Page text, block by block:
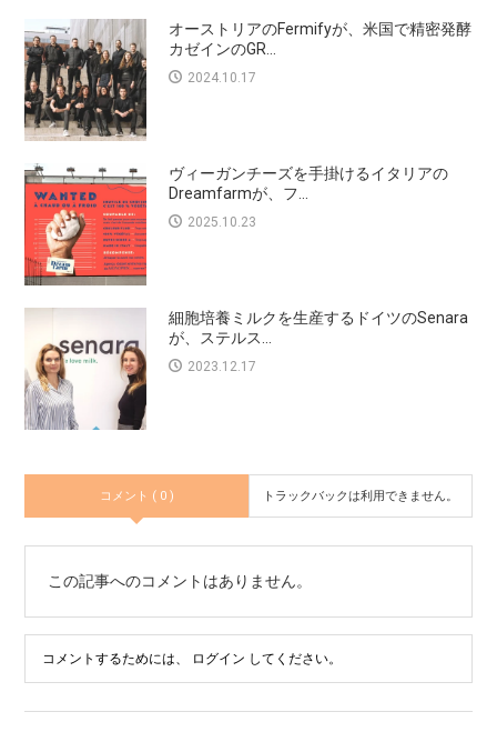
オーストリアのFermifyが、米国で精密発酵
カゼインのGR...
2024.10.17
ヴィーガンチーズを手掛けるイタリアの
Dreamfarmが、フ...
2025.10.23
細胞培養ミルクを生産するドイツのSenara
が、ステルス...
2023.12.17
コメント ( 0 ) トラックバックは利用できません。
この記事へのコメントはありません。
コメントするためには、 ログイン してください。